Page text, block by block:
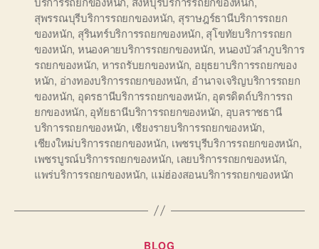
สุพรรณบุรีบริการรถยกของหนัก, สุราษฎร์ธานีบริการรถยก
ของหนัก, สุรินทร์บริการรถยกของหนัก, สุโขทัยบริการรถยก
ของหนัก, หนองคายบริการรถยกของหนัก, หนองบัวลำภูบริการ
รถยกของหนัก, หารถรับยกของหนัก, อยุธยาบริการรถยกของ
หนัก, อ่างทองบริการรถยกของหนัก, อำนาจเจริญบริการรถยก
ของหนัก, อุดรธานีบริการรถยกของหนัก, อุตรดิตถ์บริการรถ
ยกของหนัก, อุทัยธานีบริการรถยกของหนัก, อุบลราชธานี
บริการรถยกของหนัก, เชียงรายบริการรถยกของหนัก,
เชียงใหม่บริการรถยกของหนัก, เพชรบุรีบริการรถยกของหนัก,
เพชรบูรณ์บริการรถยกของหนัก, เลยบริการรถยกของหนัก,
แพร่บริการรถยกของหนัก, แม่ฮ่องสอนบริการรถยกของหนัก
Categories
BLOG